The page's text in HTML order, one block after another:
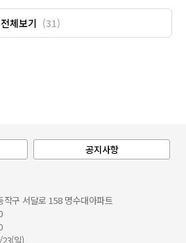
전체보기 (31)
공지사항
작구 서달로 158 명수대아파트
일)